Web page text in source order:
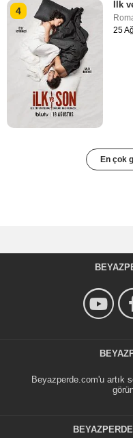
4
İlk
25
En çok
Beyazperde.com'u artık